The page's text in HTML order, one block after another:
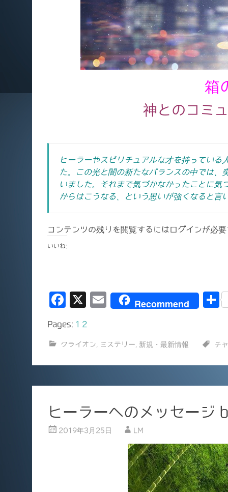
箱
神とのコミ
ヒーラーやスピリチュアルな才を持っている
た。この光と闇の新たなバランスの中では、
いました。それまで気づかなかったことに気
からはこうなる、という思いが強くなると言
コンテンツの残りを閲覧するにはログインが必
いいね:
F
c
e
b
k
X
E
l
Recommend
Pages: 1 2
クライオン ミステリー 新規・最新情報 チ
ヒーラーへのメッセージ
2019年3月25日 LM